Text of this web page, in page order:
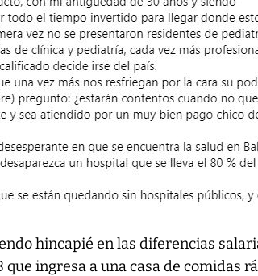
hincapié en las diferencias
ingresa a una casa de comidas